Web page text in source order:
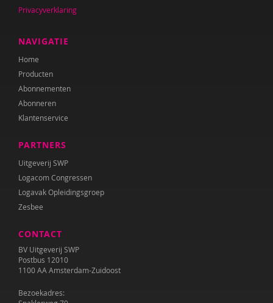
Privacyverklaring
NAVIGATIE
Home
Producten
Abonnementen
Abonneren
Klantenservice
PARTNERS
Uitgeverij SWP
Logacom Congressen
Logavak Opleidingsgroep
Zesbee
CONTACT
BV Uitgeverij SWP
Postbus 12010
1100 AA Amsterdam-Zuidoost
Bezoekadres: